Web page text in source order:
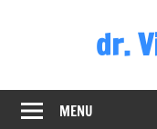
dr.
poslanec
DZ
MENU